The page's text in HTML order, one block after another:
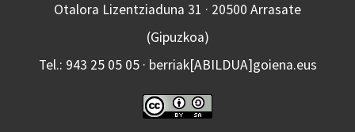
Otalora Lizentziaduna 31 · 20500 Arrasate
(Gipuzkoa)
Tel.: 943 25 05 05 · berriak[ABILDUA]goiena.eus